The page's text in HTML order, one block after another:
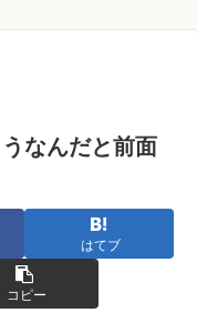
なんだと前面
はてブ
コピー